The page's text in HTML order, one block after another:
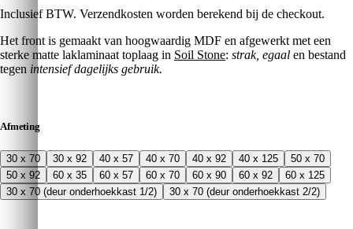
Inclusief BTW. Verzendkosten worden berekend bij de checkout.
Het front is gemaakt van hoogwaardig MDF en afgewerkt met een
sterke matte laklaminaat toplaag in Soil Stone: strak, egaal en bestand
tegen intensief dagelijks gebruik.
Afmeting
30 x 70 30 x 92 40 x 57 40 x 70 40 x 92 40 x 125
50 x 70
50 x 92
60 x 35 60 x 57 60 x 70 60 x 90 60 x 92
60 x 125
30 x 70 (deur onderhoekkast 1/2)
30 x 70 (deur onderhoekkast 2/2)